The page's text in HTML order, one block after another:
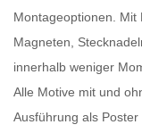
Montageoptionen. Mit
Magneten,
innerhalb weniger
Alle Motive mit und
Ausführung als Poster